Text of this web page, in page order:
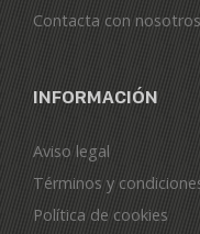
Contacta con nosotros
INFORMACIÓN
Aviso legal
Términos y
Política de cookies